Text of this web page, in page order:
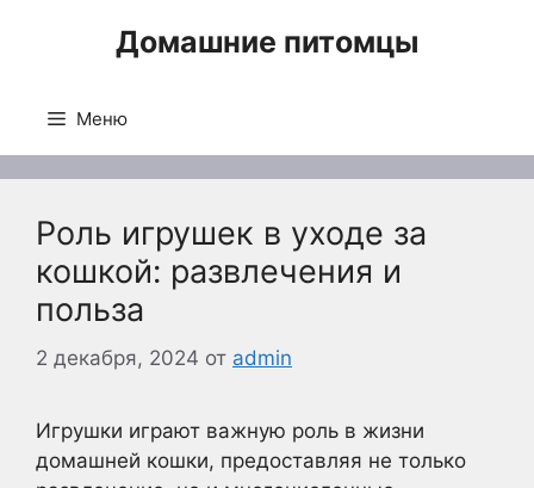
Домашние питомцы
Меню
Роль игрушек в уходе за
кошкой: развлечения и
польза
2 декабря, 2024 от admin
Игрушки играют важную роль в жизни
домашней кошки, предоставляя не только